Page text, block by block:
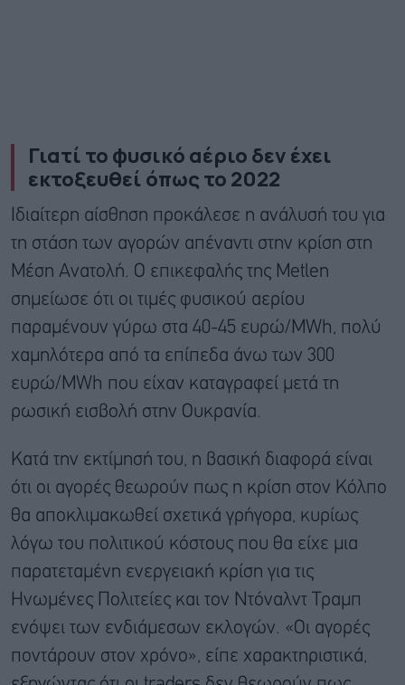
Γιατί το φυσικό αέριο δεν έχει
εκτοξευθεί όπως το 2022
Ιδιαίτερη αίσθηση προκάλεσε η ανάλυσή του για
τη στάση των αγορών απέναντι στην κρίση στη
Μέση Ανατολή. Ο επικεφαλής της Metlen
σημείωσε ότι οι τιμές φυσικού αερίου
παραμένουν γύρω στα 40-45 ευρώ/MWh, πολύ
χαμηλότερα από τα επίπεδα άνω των 300
ευρώ/MWh που είχαν καταγραφεί μετά τη
ρωσική εισβολή στην Ουκρανία.
Κατά την εκτίμησή του, η βασική διαφορά είναι
ότι οι αγορές θεωρούν πως η κρίση στον Κόλπο
θα αποκλιμακωθεί σχετικά γρήγορα, κυρίως
λόγω του πολιτικού κόστους που θα είχε μια
παρατεταμένη ενεργειακή κρίση για τις
Ηνωμένες Πολιτείες και τον Ντόναλντ Τραμπ
ενόψει των ενδιάμεσων εκλογών. «Οι αγορές
ποντάρουν στον χρόνο», είπε χαρακτηριστικά,